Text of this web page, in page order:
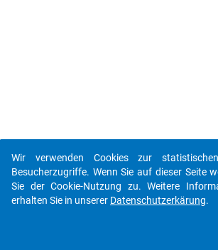
Wir verwenden Cookies zur
Besucherzugriffe. Wenn Sie auf dieser Seite
Sie der Cookie-Nutzung zu. Weitere
erhalten Sie in unserer Datenschutzerkärung.